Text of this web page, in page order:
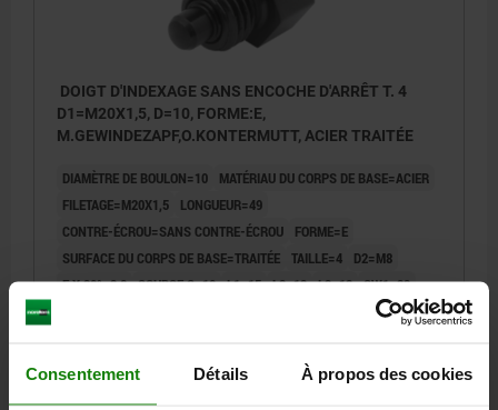
Consentement Détails À propos des cookies
DOIGT D'INDEXAGE SANS ENCOCHE D'ARRÊT T. 4
D1=M20X1,5, D=10, FORME:E,
M.GEWINDEZAPF,O.KONTERMUTT, ACIER TRAITÉE
DIAMÈTRE DE BOULON=10
MATÉRIAU DU CORPS DE BASE=ACIER
FILETAGE=M20X1,5
LONGUEUR=49
CONTRE-ÉCROU=SANS CONTRE-ÉCROU
FORME=E
SURFACE DU CORPS DE BASE=TRAITÉE TAILLE=4
D2=M8
F X 30°=2,8 COURSE S=10 L1=15 L2=12 L3=12 SW1=22
Référence:03092-5410